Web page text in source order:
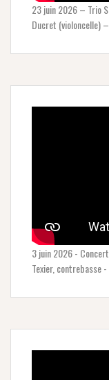
23 juin 2026 – Trio
Ducret (violoncelle)
3 juin 2026 -
Texier, contrebasse -